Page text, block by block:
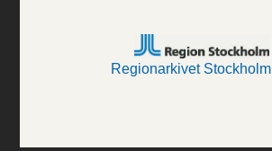
Regionarkivet Stockholm